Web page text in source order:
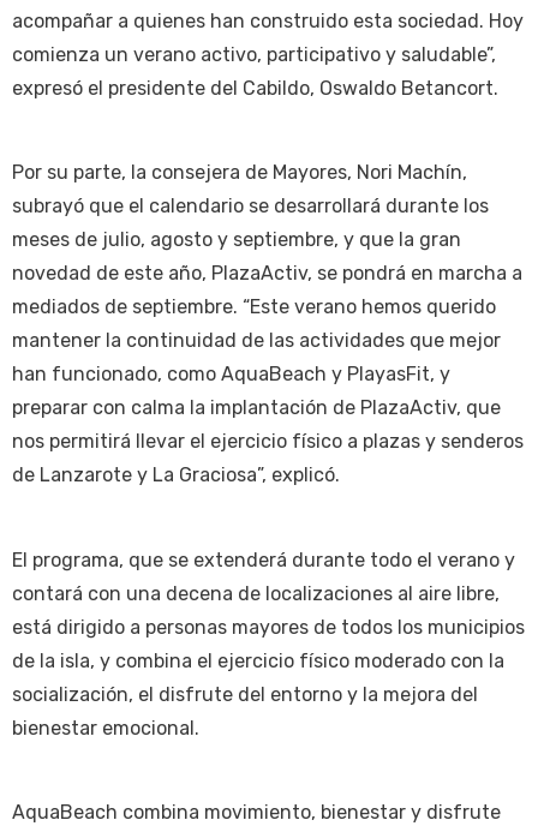
acompañar a quienes han construido esta sociedad. Hoy
comienza un verano activo, participativo y saludable”,
expresó el presidente del Cabildo, Oswaldo Betancort.
Por su parte, la consejera de Mayores, Nori Machín,
subrayó que el calendario se desarrollará durante los
meses de julio, agosto y septiembre, y que la gran
novedad de este año, PlazaActiv, se pondrá en marcha a
mediados de septiembre. “Este verano hemos querido
mantener la continuidad de las actividades que mejor
han funcionado, como AquaBeach y PlayasFit, y
preparar con calma la implantación de PlazaActiv, que
nos permitirá llevar el ejercicio físico a plazas y senderos
de Lanzarote y La Graciosa”, explicó.
El programa, que se extenderá durante todo el verano y
contará con una decena de localizaciones al aire libre,
está dirigido a personas mayores de todos los municipios
de la isla, y combina el ejercicio físico moderado con la
socialización, el disfrute del entorno y la mejora del
bienestar emocional.
AquaBeach combina movimiento, bienestar y disfrute